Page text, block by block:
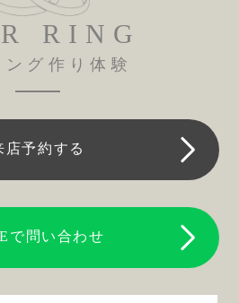
RING
ング作り体験
店予約する
で問い合わせ